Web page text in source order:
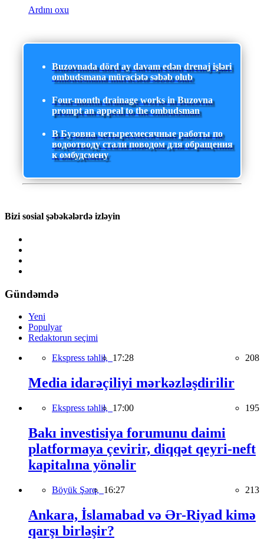
Ardını oxu
Buzovnada dörd ay davam edən drenaj işləri
ombudsmana müraciətə səbəb olub
Four-month drainage works in Buzovna
prompt an appeal to the ombudsman
В Бузовна четырехмесячные работы по
водоотводу стали поводом для обращения
к омбудсмену
Bizi sosial şəbəkələrdə izləyin
Gündəmdə
Yeni
Populyar
Redaktorun seçimi
Ekspress təhlil, 17:28 208
Media idarəçiliyi mərkəzləşdirilir
Ekspress təhlil, 17:00 195
Bakı investisiya forumunu daimi
platformaya çevirir, diqqət qeyri-neft
kapitalına yönəlir
Böyük Şərq, 16:27 213
Ankara, İslamabad və Ər-Riyad kimə
qarşı birləşir?